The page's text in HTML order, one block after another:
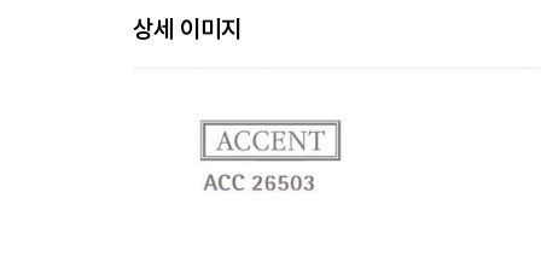
상세 이미지